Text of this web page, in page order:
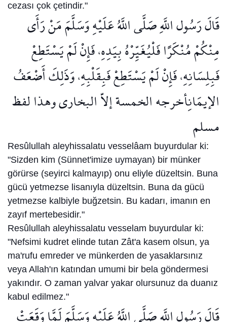
cezası çok çetindir."
قَالَ رَسُول اللَّهِ صَلَّى اللَّهُ عَلَيْهِ وَسَلَّمَ مَنْ رَأَى
مِنْكُمْ مُنْكَرًا فَلْيُغَيِّرْهُ بِيَدِهِ، فَإِنْ لَمْ يَسْتَطِعْ
فَبِلِسَانِهِ، فَإِنْ لَمْ يَسْتَطِعْ فَبِقَلْبِهِ، وَذَلِكَ أَضْعَفُ
الإيمَانِأخرجه الخمسة إلاّّ البخارى وهذا لفظ
مسلم
Resûlullah aleyhissalatu vesselâam buyurdular ki:
"Sizden kim (Sünnet'imize uymayan) bir münker
görürse (seyirci kalmayıp) onu eliyle düzeltsin. Buna
gücü yetmezse lisanıyla düzeltsin. Buna da gücü
yetmezse kalbiyle buğzetsin. Bu kadarı, imanın en
zayıf mertebesidir."
Resûlullah aleyhissalatu vesselam buyurdular ki:
"Nefsimi kudret elinde tutan Zât'a kasem olsun, ya
ma'rufu emreder ve münkerden de yasaklarsınız
veya Allah'ın katından umumi bir bela göndermesi
yakındır. O zaman yalvar yakar olursunuz da duanız
kabul edilmez."